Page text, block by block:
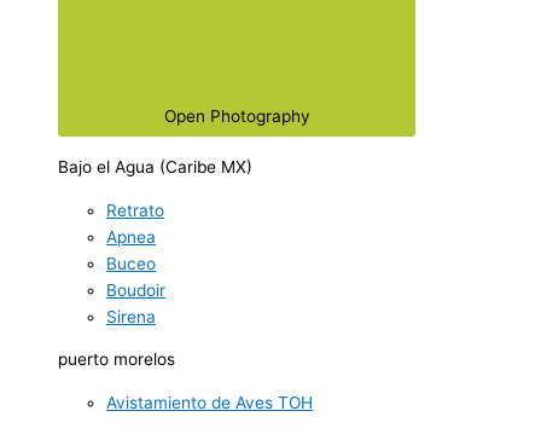
Open Photography
Bajo el Agua (Caribe MX)
Retrato
Apnea
Buceo
Boudoir
Sirena
puerto morelos
Avistamiento de Aves TOH